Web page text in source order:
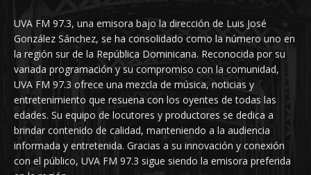
UVA FM 97.3, una emisora bajo la dirección de Luis José
González Sánchez, se ha consolidado como la número uno en
la región sur de la República Dominicana. Reconocida por su
variada programación y su compromiso con la comunidad,
UVA FM 97.3 ofrece una mezcla de música, noticias y
entretenimiento que resuena con los oyentes de todas las
edades. Su equipo de locutores y productores se dedica a
brindar contenido de calidad, manteniendo a la audiencia
informada y entretenida. Gracias a su innovación y conexión
con el público, UVA FM 97.3 sigue siendo la emisora preferida